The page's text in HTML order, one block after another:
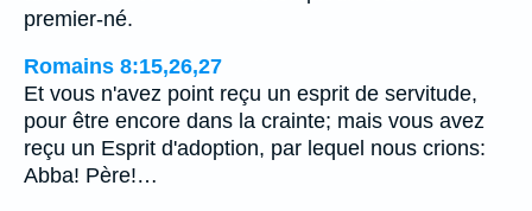
premier-né.
Romains 8:15,26,27
Et vous n'avez point reçu un esprit de servitude,
pour être encore dans la crainte; mais vous avez
reçu un Esprit d'adoption, par lequel nous crions:
Abba! Père!…